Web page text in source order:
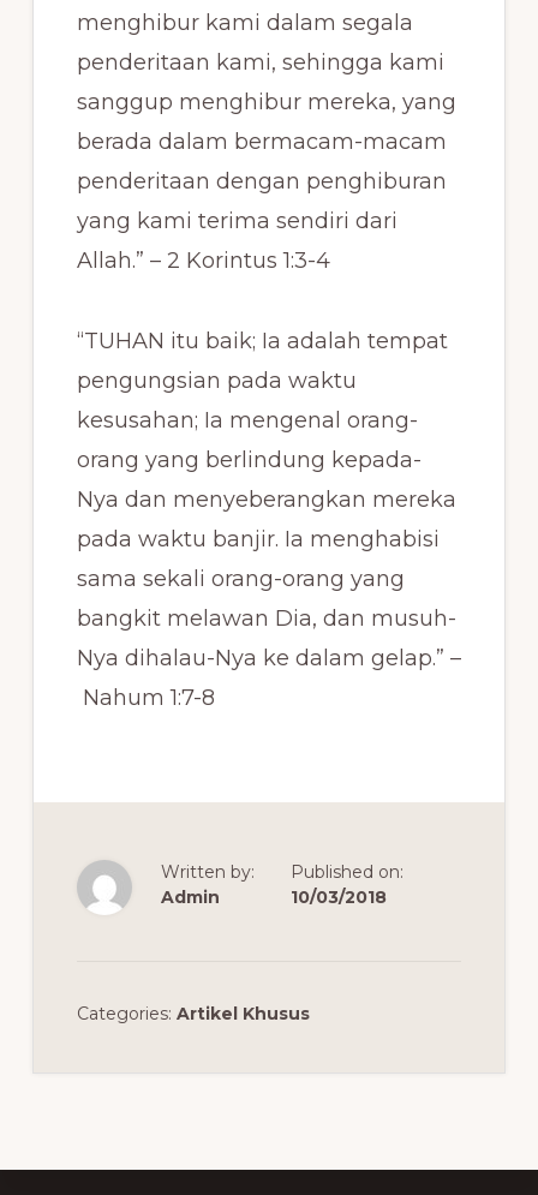
menghibur kami dalam segala
penderitaan kami, sehingga kami
sanggup menghibur mereka, yang
berada dalam bermacam-macam
penderitaan dengan penghiburan
yang kami terima sendiri dari
Allah.” – 2 Korintus 1:3-4
“TUHAN itu baik; Ia adalah tempat
pengungsian pada waktu
kesusahan; Ia mengenal orang-
orang yang berlindung kepada-
Nya dan menyeberangkan mereka
pada waktu banjir. Ia menghabisi
sama sekali orang-orang yang
bangkit melawan Dia, dan musuh-
Nya dihalau-Nya ke dalam gelap.” –
Nahum 1:7-8
Written by:
Admin
Published on:
10/03/2018
Categories: Artikel Khusus